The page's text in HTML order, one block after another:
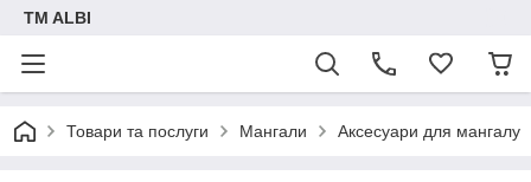
TM ALBI
Товари та послуги Мангали Аксесуари для мангалу